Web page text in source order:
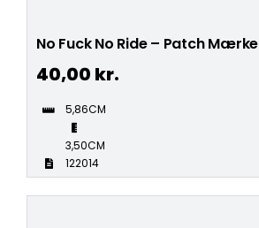
No Fuck No Ride – Patch Mærke
40,00 kr.
5,86CM
3,50CM
122014